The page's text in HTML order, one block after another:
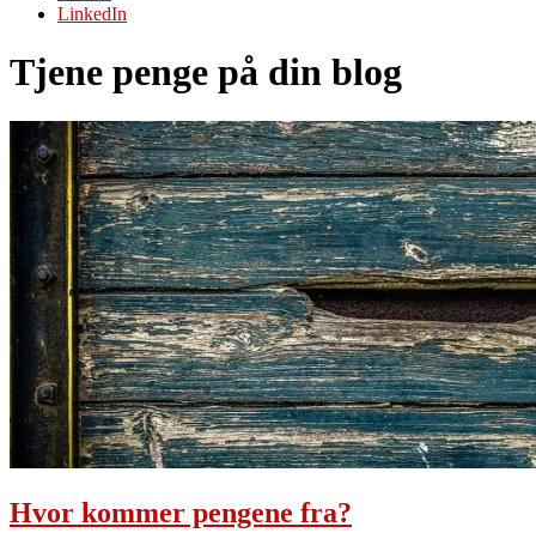
LinkedIn
Tjene penge på din blog
Hvor kommer pengene fra?